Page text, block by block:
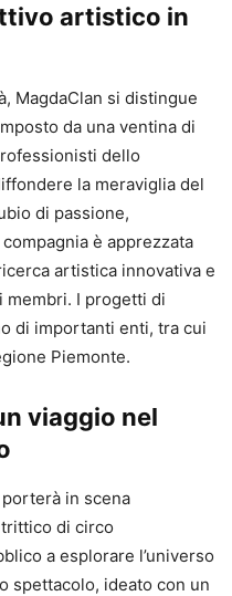
artistico in
MagdaClan si distingue
da una ventina di
dello
la meraviglia del
di passione,
è apprezzata
artistica innovativa e
membri. I progetti di
di importanti enti, tra cui
Piemonte.
viaggio nel
porterà in scena
di circo
a esplorare l’universo
spettacolo, ideato con un